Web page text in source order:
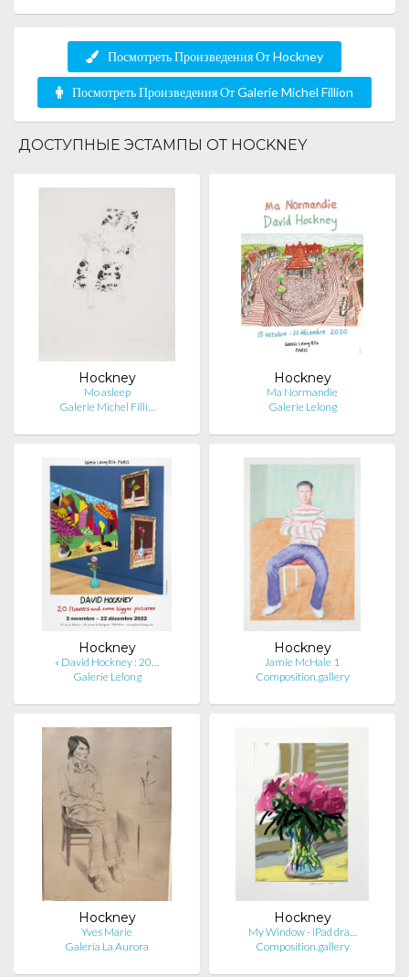
Посмотреть Произведения От Hockney
Посмотреть Произведения От Galerie Michel Fillion
ДОСТУПНЫЕ ЭСТАМПЫ ОТ HOCKNEY
Hockney
Mo asleep
Galerie Michel Filli…
Hockney
Ma Normandie
Galerie Lelong
Hockney
« David Hockney : 20…
Galerie Lelong
Hockney
Jamie McHale 1
Composition.gallery
Hockney
Yves Marie
Galería La Aurora
Hockney
My Window - iPad dra…
Composition.gallery